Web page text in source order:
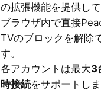
の拡張機能を提供して
ブラウザ内で直接
TVのブロックを解除
す。
各アカウントは最大3
時接続をサポートしま